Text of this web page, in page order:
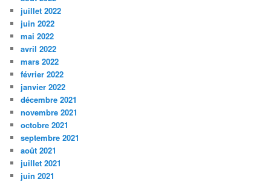
juillet 2022
juin 2022
mai 2022
avril 2022
mars 2022
février 2022
janvier 2022
décembre 2021
novembre 2021
octobre 2021
septembre 2021
août 2021
juillet 2021
juin 2021